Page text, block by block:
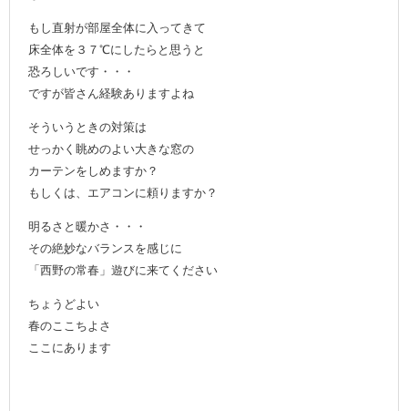
もし直射が部屋全体に入ってきて
床全体を３７℃にしたらと思うと
恐ろしいです・・・
ですが皆さん経験ありますよね
そういうときの対策は
せっかく眺めのよい大きな窓の
カーテンをしめますか？
もしくは、エアコンに頼りますか？
明るさと暖かさ・・・
その絶妙なバランスを感じに
「西野の常春」遊びに来てください
ちょうどよい
春のここちよさ
ここにあります